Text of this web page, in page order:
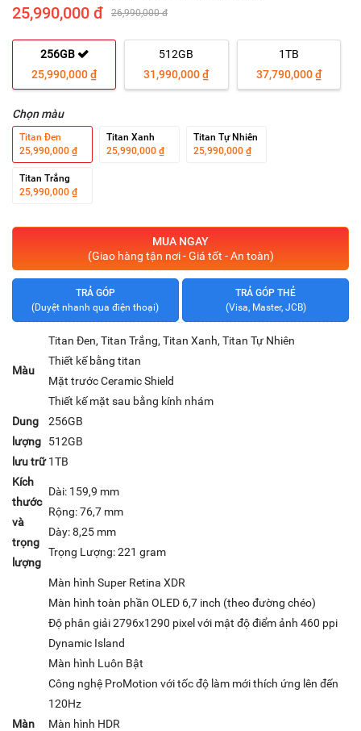
25,990,000 đ 26,990,000 đ
256GB
25,990,000 ₫
512GB
31,990,000 ₫
1TB
37,790,000 ₫
Chọn màu
Titan Đen
25,990,000 ₫
Titan Xanh
25,990,000 ₫
Titan Tự Nhiên
25,990,000 ₫
Titan Trắng
25,990,000 ₫
MUA NGAY
(Giao hàng tận nơi - Giá tốt - An toàn)
TRẢ GÓP
(Duyệt nhanh qua điện thoại)
TRẢ GÓP THẺ
(Visa, Master, JCB)
Màu
Titan Đen, Titan Trắng, Titan Xanh, Titan Tự Nhiên
Thiết kế bằng titan
Mặt trước Ceramic Shield
Thiết kế mặt sau bằng kính nhám
Dung
lượng
lưu trữ
256GB
512GB
1TB
Kích
thước
và
trọng
lượng
Dài: 159,9 mm
Rộng: 76,7 mm
Dày: 8,25 mm
Trọng Lượng: 221 gram
Màn
Màn hình Super Retina XDR
Màn hình toàn phần OLED 6,7 inch (theo đường chéo)
Độ phân giải 2796x1290 pixel với mật độ điểm ảnh 460 ppi
Dynamic Island
Màn hình Luôn Bật
Công nghệ ProMotion với tốc độ làm mới thích ứng lên đến
120Hz
Màn hình HDR